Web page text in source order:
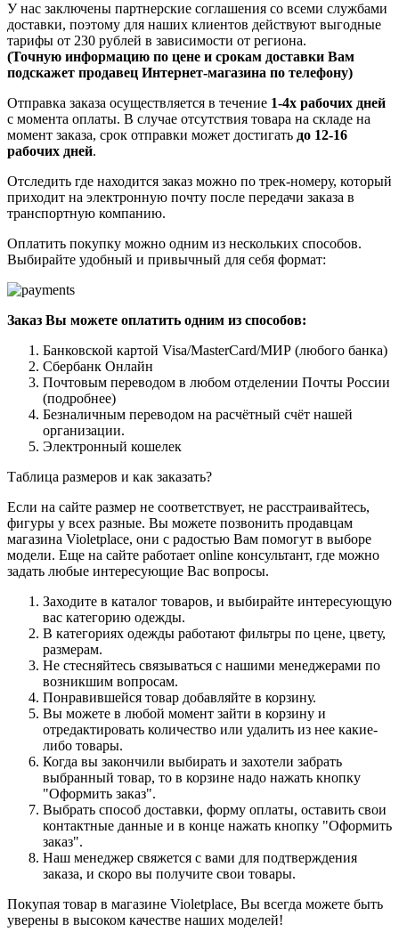
У нас заключены партнерские соглашения со всеми службами
доставки, поэтому для наших клиентов действуют выгодные
тарифы от 230 рублей в зависимости от региона.
(Точную информацию по цене и срокам доставки Вам
подскажет продавец Интернет-магазина по телефону)
Отправка заказа осуществляется в течение 1-4х рабочих дней
с момента оплаты. В случае отсутствия товара на складе на
момент заказа, срок отправки может достигать до 12-16
рабочих дней.
Отследить где находится заказ можно по трек-номеру, который
приходит на электронную почту после передачи заказа в
транспортную компанию.
Оплатить покупку можно одним из нескольких способов.
Выбирайте удобный и привычный для себя формат:
Заказ Вы можете оплатить одним из способов:
Банковской картой Visa/MasterCard/МИР (любого банка)
Сбербанк Онлайн
Почтовым переводом в любом отделении Почты России
(подробнее)
Безналичным переводом на расчётный счёт нашей
организации.
Электронный кошелек
Таблица размеров и как заказать?
Если на сайте размер не соответствует, не расстраивайтесь,
фигуры у всех разные. Вы можете позвонить продавцам
магазина Violetplace, они с радостью Вам помогут в выборе
модели. Еще на сайте работает online консультант, где можно
задать любые интересующие Вас вопросы.
Заходите в каталог товаров, и выбирайте интересующую
вас категорию одежды.
В категориях одежды работают фильтры по цене, цвету,
размерам.
Не стесняйтесь связываться с нашими менеджерами по
возникшим вопросам.
Понравившейся товар добавляйте в корзину.
Вы можете в любой момент зайти в корзину и
отредактировать количество или удалить из нее какие-
либо товары.
Когда вы закончили выбирать и захотели забрать
выбранный товар, то в корзине надо нажать кнопку
"Оформить заказ".
Выбрать способ доставки, форму оплаты, оставить свои
контактные данные и в конце нажать кнопку "Оформить
заказ".
Наш менеджер свяжется с вами для подтверждения
заказа, и скоро вы получите свои товары.
Покупая товар в магазине Violetplace, Вы всегда можете быть
уверены в высоком качестве наших моделей!